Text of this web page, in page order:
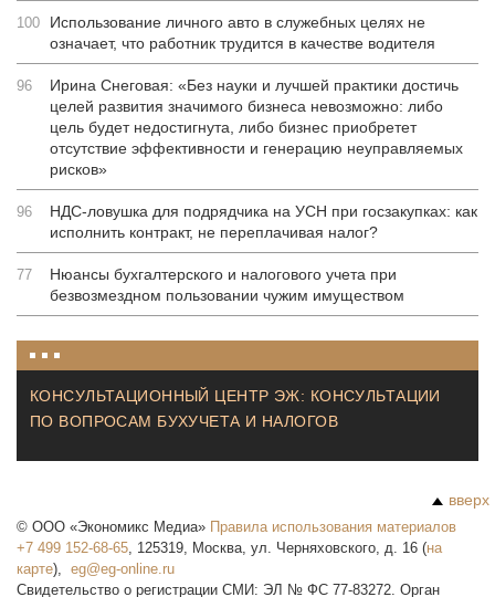
100
Использование личного авто в служебных целях не
означает, что работник трудится в качестве водителя
96
Ирина Снеговая: «Без науки и лучшей практики достичь
целей развития значимого бизнеса невозможно: либо
цель будет недостигнута, либо бизнес приобретет
отсутствие эффективности и генерацию неуправляемых
рисков»
96
НДС-ловушка для подрядчика на УСН при госзакупках: как
исполнить контракт, не переплачивая налог?
77
Нюансы бухгалтерского и налогового учета при
безвозмездном пользовании чужим имуществом
КОНСУЛЬТАЦИОННЫЙ ЦЕНТР ЭЖ: КОНСУЛЬТАЦИИ
ПО ВОПРОСАМ БУХУЧЕТА И НАЛОГОВ
вверх
© ООО «Экономикс Медиа» Правила использования материалов
+7 499 152-68-65, 125319, Москва, ул. Черняховского, д. 16 (на
карте),
Свидетельство о регистрации СМИ: ЭЛ № ФС 77-83272. Орган